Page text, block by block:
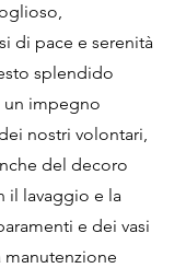
di pace e serenità
splendido
un impegno
nostri volontari,
del decoro
il lavaggio e la
e dei vasi
manutenzione